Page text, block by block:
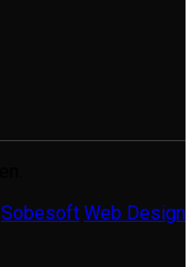
Sobesoft Web Design